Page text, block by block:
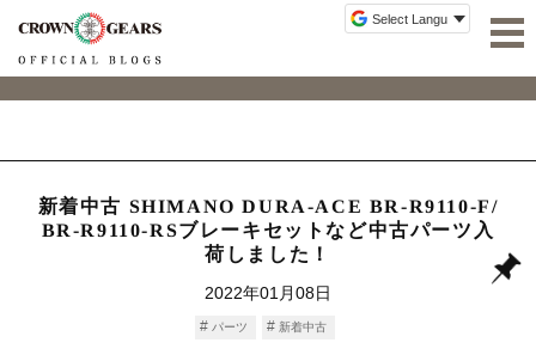
新着中古 SHIMANO DURA-ACE BR-R9110-F/
BR-R9110-RSブレーキセットなど中古パーツ入
荷しました！
2022年01月08日
パーツ 新着中古